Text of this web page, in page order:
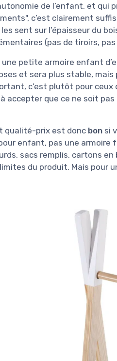
de l’enfant, et qui
c’est clairement
sent sur l’épaisseur du
(pas de tiroirs,
petite armoire enfant
et sera plus stable,
c’est plutôt pour ceux
accepter que ce ne soit
qualité-prix est donc bon si
enfant, pas une armoire
sacs remplis, cartons
du produit. Mais pour